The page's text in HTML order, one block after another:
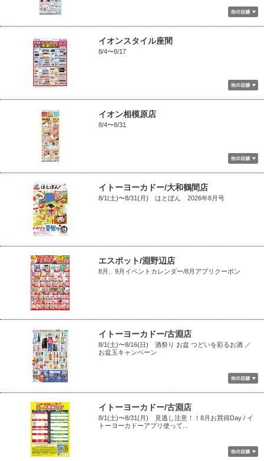
イオンスタイル座間
8/4〜8/17
イオン相模原店
8/4〜8/31
イトーヨーカドー/大和鶴間店
8/1(土)〜8/31(月) はとぼん 2026年8月号
エスポット/淵野辺店
8月、9月イベントカレンダー/8月アプリクーポン
イトーヨーカドー/古淵店
8/1(土)〜8/16(日) 酒祭り お盆 つどいを彩るお酒 ／
お盆玉キャンペーン
イトーヨーカドー/古淵店
8/1(土)〜8/31(月) 見逃し注意！！8月お買得Day / イ
トーヨーカドーアプリ使って...